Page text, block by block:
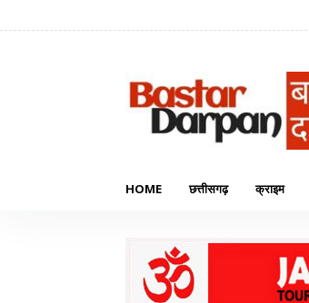
HOME छत्तीसगढ़ क्राइम